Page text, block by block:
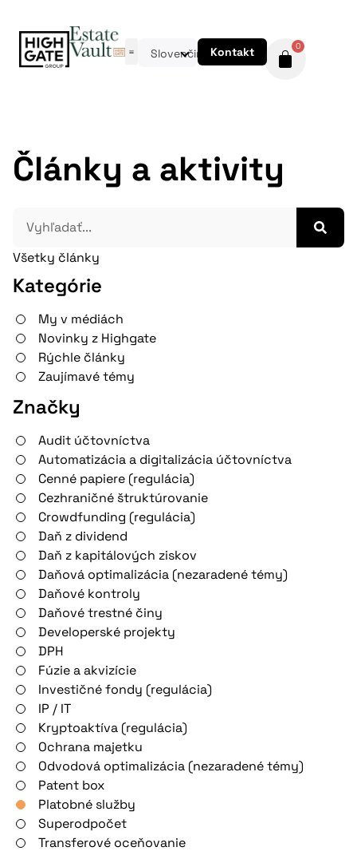
Slovenčina Kontakt 0
Všetky články
Kategórie
My v médiách
Novinky z Highgate
Rýchle články
Zaujímavé témy
Značky
Audit účtovníctva
Automatizácia a digitalizácia účtovníctva
Cenné papiere (regulácia)
Cezhraničné štruktúrovanie
Crowdfunding (regulácia)
Daň z dividend
Daň z kapitálových ziskov
Daňová optimalizácia (nezaradené témy)
Daňové kontroly
Daňové trestné činy
Developerské projekty
DPH
Fúzie a akvizície
Investičné fondy (regulácia)
IP / IT
Kryptoaktíva (regulácia)
Ochrana majetku
Odvodová optimalizácia (nezaradené témy)
Patent box
Platobné služby
Superodpočet
Transferové oceňovanie
Články a aktivity